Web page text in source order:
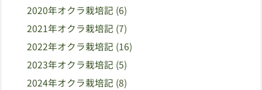
2020年オクラ栽培記 (6)
2021年オクラ栽培記 (7)
2022年オクラ栽培記 (16)
2023年オクラ栽培記 (5)
2024年オクラ栽培記 (8)